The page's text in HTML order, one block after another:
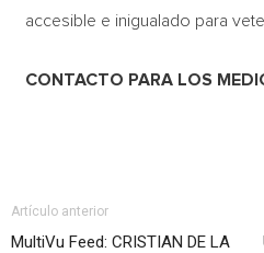
accesible e inigualado para
CONTACTO PARA LOS
Artículo anterior
MultiVu Feed: CRISTIAN DE LA